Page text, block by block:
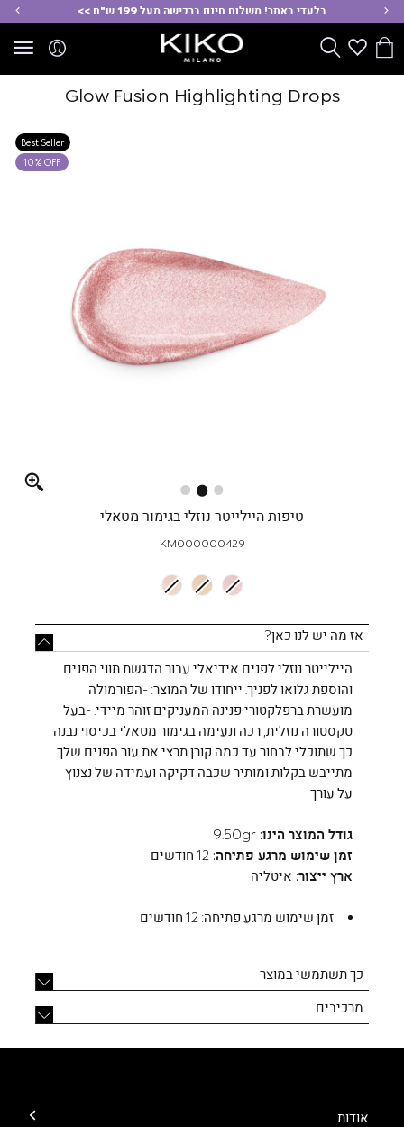
בלעדי באתר! משלוח חינם ברכישה מעל 199 ש"ח >>
הסל
Wishlistחפש
Full
Best Seller
10% OFF
Glow Fusion Highlighting Drops
טיפות היילייטר נוזלי בגימור מטאלי
KM000000429
אז מה יש לנו כאן?
כך תשתמשי במוצר
מרכיבים
היילייטר נוזלי לפנים אידיאלי עבור הדגשת תווי הפנים
והוספת גלואו לפניך. ייחודו של המוצר: -הפורמולה
מועשרת ברפלקטורי פנינה המעניקים זוהר מיידי. -בעל
טקסטורה נוזלית, רכה ונעימה בגימור מטאלי בכיסוי נבנה
כך שתוכלי לבחור עד כמה קורן תרצי את עור הפנים שלך
מתייבש בקלות ומותיר שכבה דקיקה ועמידה של נצנוץ
על עורך
גודל המוצר הינו:9.50gr
זמן שימוש מרגע פתיחה: 12 חודשים
ארץ ייצור: איטליה
זמן שימוש מרגע פתיחה: 12 חודשים
אודות